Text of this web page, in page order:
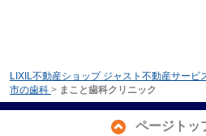
LIXIL不動産ショップ ジャスト不動産サービ
市の歯科 > まこと歯科クリニック
ページトッ